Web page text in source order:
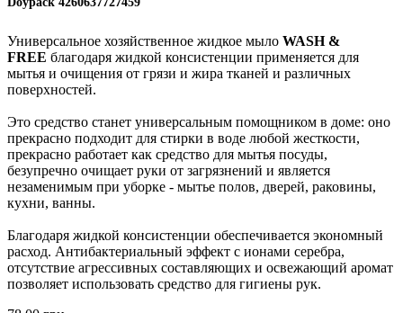
Универсальное хозяйственное жидкое мыло WASH &
FREE благодаря жидкой консистенции применяется для
мытья и очищения от грязи и жира тканей и различных
поверхностей.
Это средство станет универсальным помощником в доме: оно
прекрасно подходит для стирки в воде любой жесткости,
прекрасно работает как средство для мытья посуды,
безупречно очищает руки от загрязнений и является
незаменимым при уборке - мытье полов, дверей, раковины,
кухни, ванны.
Благодаря жидкой консистенции обеспечивается экономный
расход. Антибактериальный эффект с ионами серебра,
отсутствие агрессивных составляющих и освежающий аромат
позволяет использовать средство для гигиены рук.